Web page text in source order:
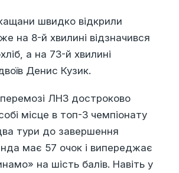
швидко відкрили
на 8-й хвилині відзначився
а на 73-й хвилині
Денис Кузик.
ЛНЗ достроково
місце в топ-3 чемпіонату
тури до завершення
має 57 очок і випереджає
на шість балів. Навіть у